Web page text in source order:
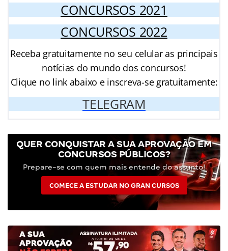
CONCURSOS 2021
CONCURSOS 2022
Receba gratuitamente no seu celular as principais
notícias do mundo dos concursos!
Clique no link abaixo e inscreva-se gratuitamente:
TELEGRAM
QUER CONQUISTAR A SUA APROVAÇÃO EM
CONCURSOS PÚBLICOS?
Prepare-se com quem mais entende do assunto!
COMECE A ESTUDAR NO GRAN CURSOS